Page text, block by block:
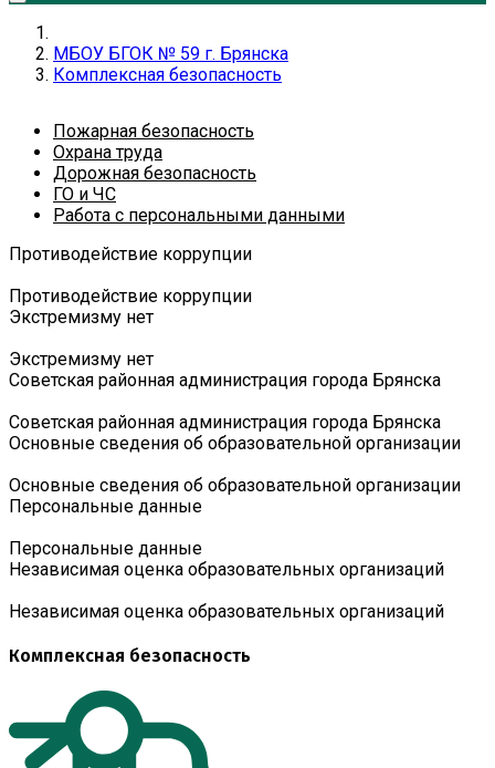
МБОУ БГОК № 59 г. Брянска
Комплексная безопасность
Пожарная безопасность
Охрана труда
Дорожная безопасность
ГО и ЧС
Работа с персональными данными
Противодействие коррупции
Противодействие коррупции
Экстремизму нет
Экстремизму нет
Советская районная администрация города Брянска
Советская районная администрация города Брянска
Основные сведения об образовательной организации
Основные сведения об образовательной организации
Персональные данные
Персональные данные
Независимая оценка образовательных организаций
Независимая оценка образовательных организаций
Комплексная безопасность